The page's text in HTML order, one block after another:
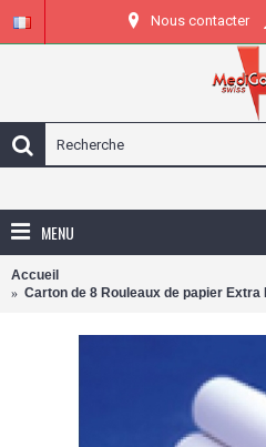
Nous contacter
MENU
Accueil
Carton de 8 Rouleaux de papier